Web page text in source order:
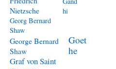
Nietzsche
hi
Georg Bernard
Shaw
George Bernard
Shaw
Goet
he
Graf von Saint